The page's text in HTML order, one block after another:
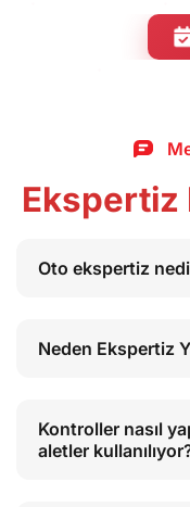
Ekspertiz
Oto ekspertiz
Neden Ekspertiz
Kontroller nasıl
aletler